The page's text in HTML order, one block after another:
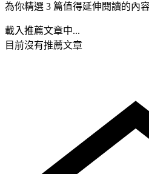
為你精選 3 篇值得延伸閱讀的內
載入推薦文章中...
目前沒有推薦文章